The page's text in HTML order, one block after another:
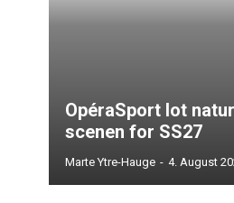
OpéraSport lot
scenen for SS27
Marte Ytre-Hauge - 4. August